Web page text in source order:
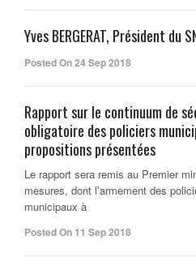
Yves BERGERAT, Président du
Posted On 24 Sep 2018
Rapport sur le continuum de
obligatoire des policiers
propositions présentées
Le rapport sera remis au Premier
mesures, dont l’armement des
municipaux à
Posted On 11 Sep 2018